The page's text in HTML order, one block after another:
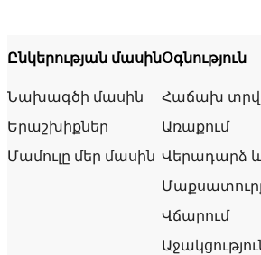
Ընկերության մասին
Նախագծի մասին
Երաշխիքներ
Մամուլը մեր մասին
Օգնություն
Հաճախ
Առաքում
Վերադարձ և
Վճարում